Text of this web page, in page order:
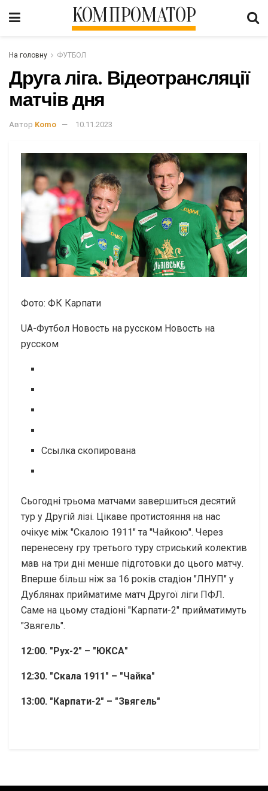
КОМПРОМАТОР
На головну ФУТБОЛ
Друга ліга. Відеотрансляції
матчів дня
Автор Komo 10.11.2023
Фото: ФК Карпати
UA-Футбол Новость на русском Новость на
русском
Ссылка скопирована
Сьогодні трьома матчами завершиться десятий
тур у Другій лізі. Цікаве протистояння на нас
очікує між "Скалою 1911" та "Чайкою". Через
перенесену гру третього туру стриський колектив
мав на три дні менше підготовки до цього матчу.
Вперше більш ніж за 16 років стадіон "ЛНУП" у
Дублянах прийматиме матч Другої ліги ПФЛ.
Саме на цьому стадіоні "Карпати-2" прийматимуть
"Звягель".
12:00. "Рух-2" – "ЮКСА"
12:30. "Скала 1911" – "Чайка"
13:00. "Карпати-2" – "Звягель"